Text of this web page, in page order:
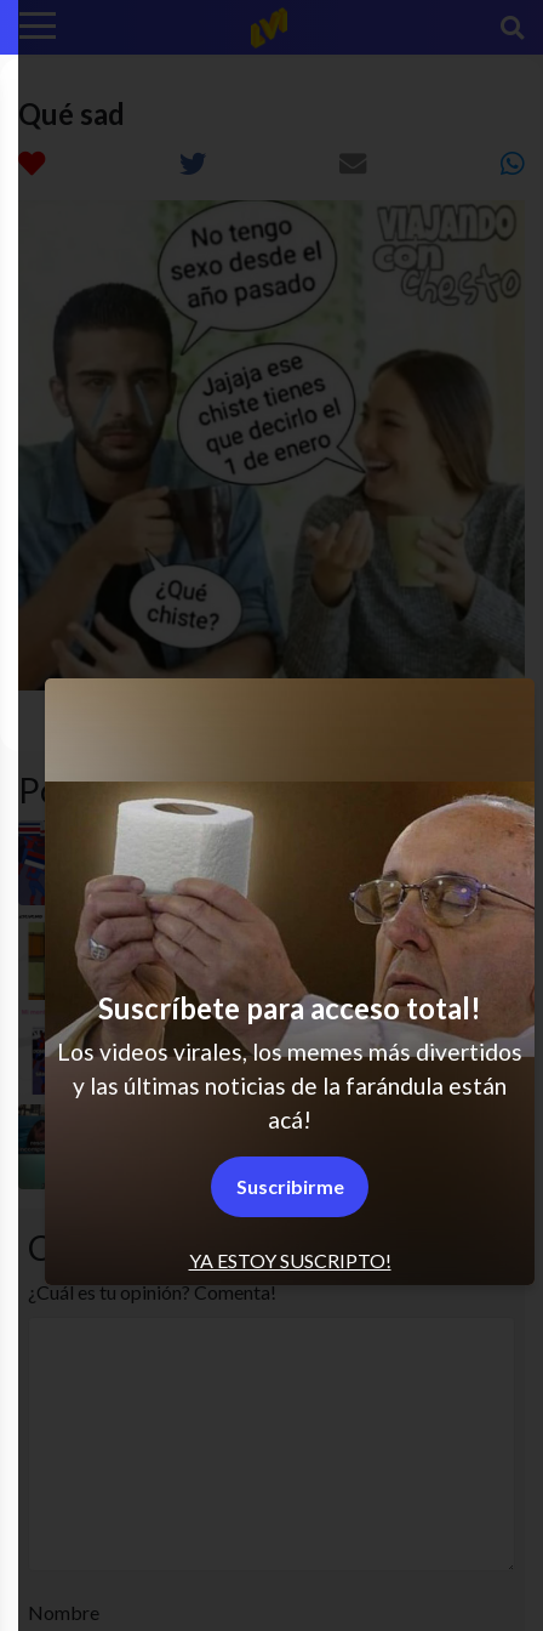
Qué sad
Popular en LVI
¿Cuál es cuál?
La vieja técnica
Re en esa, no?
Comentarios
¿Cuál es tu opinión? Comenta!
Nombre
YA ESTOY SUSCRIPTO!
Suscríbete para acceso total!
Los videos virales, los memes más divertidos
y las últimas noticias de la farándula están
acá!
Suscribirme